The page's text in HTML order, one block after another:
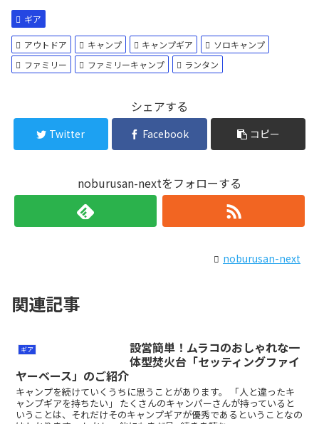
ギア
アウトドア キャンプ キャンプギア
ソロキャンプ
ファミリー
ファミリーキャンプ ランタン
シェアする
Twitter Facebook コピー
noburusan-nextをフォローする
noburusan-next
関連記事
ギア
設営簡単！ムラコのおしゃれな一
体型焚火台「セッティングファイ
ヤーベース」のご紹介
キャンプを続けていくうちに思うことがあります。 「人と違ったキ
ャンプギアを持ちたい」 たくさんのキャンパーさんが持っていると
いうことは、それだけそのキャンプギアが優秀であるということなの